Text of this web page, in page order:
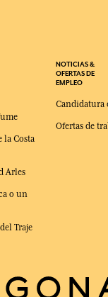
la Costa
Arles
o un
Traje
NOTICIAS &
OFERTAS DE
EMPLEO
Candidatura
Ofertas de